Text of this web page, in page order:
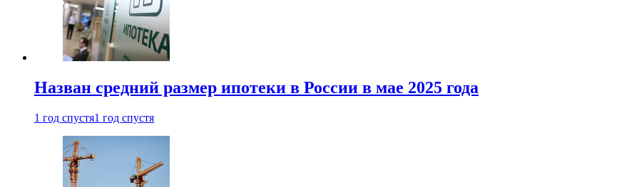
Назван средний размер ипотеки в России в мае 2025 года
1 год спустя1 год спустя